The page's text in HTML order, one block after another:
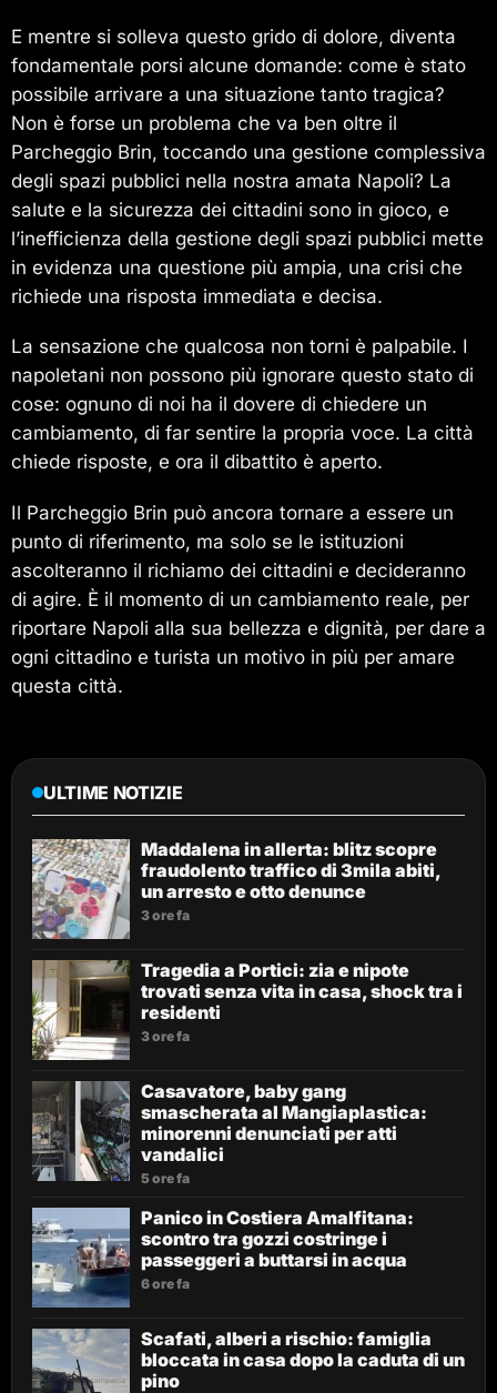
E mentre si solleva questo grido di dolore, diventa
fondamentale porsi alcune domande: come è stato
possibile arrivare a una situazione tanto tragica?
Non è forse un problema che va ben oltre il
Parcheggio Brin, toccando una gestione complessiva
degli spazi pubblici nella nostra amata Napoli? La
salute e la sicurezza dei cittadini sono in gioco, e
l’inefficienza della gestione degli spazi pubblici mette
in evidenza una questione più ampia, una crisi che
richiede una risposta immediata e decisa.
La sensazione che qualcosa non torni è palpabile. I
napoletani non possono più ignorare questo stato di
cose: ognuno di noi ha il dovere di chiedere un
cambiamento, di far sentire la propria voce. La città
chiede risposte, e ora il dibattito è aperto.
Il Parcheggio Brin può ancora tornare a essere un
punto di riferimento, ma solo se le istituzioni
ascolteranno il richiamo dei cittadini e decideranno
di agire. È il momento di un cambiamento reale, per
riportare Napoli alla sua bellezza e dignità, per dare a
ogni cittadino e turista un motivo in più per amare
questa città.
ULTIME NOTIZIE
Maddalena in allerta: blitz scopre
fraudolento traffico di 3mila abiti,
un arresto e otto denunce
3 ore fa
Tragedia a Portici: zia e nipote
trovati senza vita in casa, shock tra i
residenti
3 ore fa
Casavatore, baby gang
smascherata al Mangiaplastica:
minorenni denunciati per atti
vandalici
5 ore fa
Panico in Costiera Amalfitana:
scontro tra gozzi costringe i
passeggeri a buttarsi in acqua
6 ore fa
Scafati, alberi a rischio: famiglia
bloccata in casa dopo la caduta di un
pino